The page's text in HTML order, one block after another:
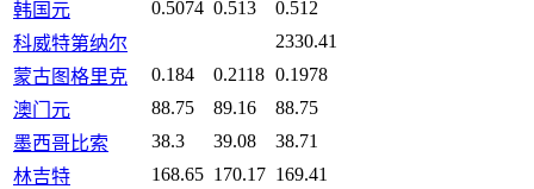
韩国元 0.5074 0.513
0.512
科威特第纳尔
2330.41
蒙古图格里克
0.184 0.2118 0.1978
澳门元
88.75 89.16
88.75
墨西哥比索
38.3 39.08
38.71
林吉特
168.65 170.17 169.41